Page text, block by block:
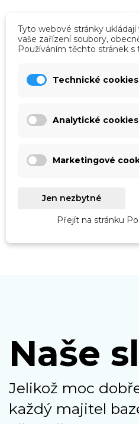
Roboty
Naše
Jelikož moc
každý majitel
Tyto webové stránky
vaše zařízení soubory,
Používáním těchto stránek s
Technické cookies
Analytické cookies
Marketingové
Jen nezbytné
Přejít na stránku